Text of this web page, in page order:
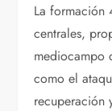
La formación
centrales,
mediocampo
como el
recuperación